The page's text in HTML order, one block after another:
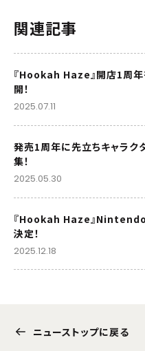
関連記事
『Hookah Haze』開店1周
開！
2025.07.11
発売1周年に先立ちキャラク
集！
2025.05.30
『Hookah Haze』
決定！
2025.12.18
ニューストップに戻る